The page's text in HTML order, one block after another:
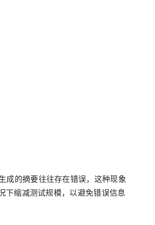
成的摘要往往存在错误，这种现象
下缩减测试规模，以避免错误信息